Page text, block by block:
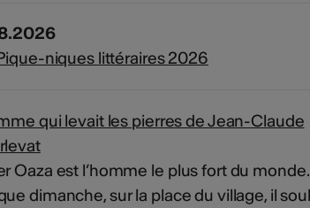
niques littéraires 2026
qui levait les pierres de Jean-Claude
Oaza est l’homme le plus fort du monde.
dimanche, sur la place du village, il